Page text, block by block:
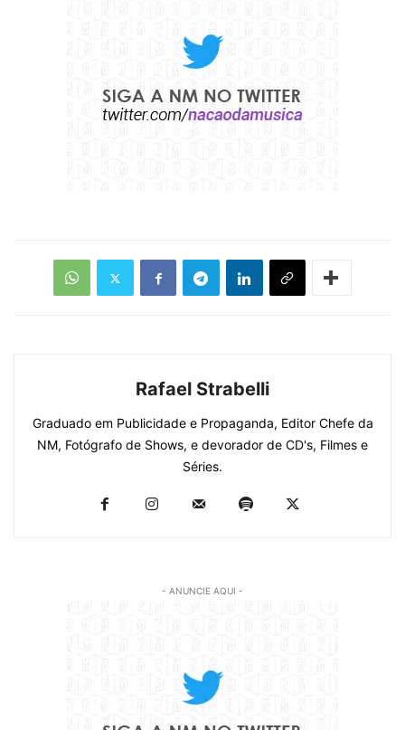
Rafael Strabelli
Graduado em Publicidade e Propaganda, Editor Chefe da
NM, Fotógrafo de Shows, e devorador de CD's, Filmes e
Séries.
- ANUNCIE AQUI -